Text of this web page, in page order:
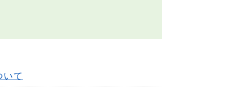
いて